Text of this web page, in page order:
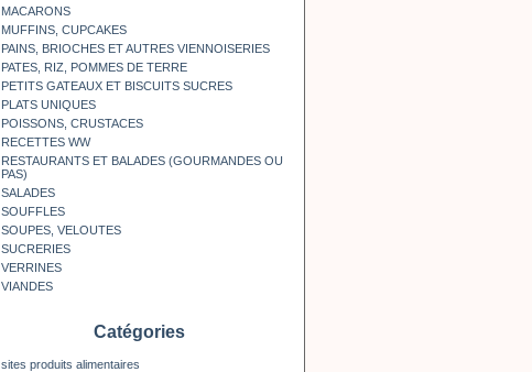
MACARONS
MUFFINS, CUPCAKES
PAINS, BRIOCHES ET AUTRES VIENNOISERIES
PATES, RIZ, POMMES DE TERRE
PETITS GATEAUX ET BISCUITS SUCRES
PLATS UNIQUES
POISSONS, CRUSTACES
RECETTES WW
RESTAURANTS ET BALADES (GOURMANDES OU
PAS)
SALADES
SOUFFLES
SOUPES, VELOUTES
SUCRERIES
VERRINES
VIANDES
Catégories
sites produits alimentaires